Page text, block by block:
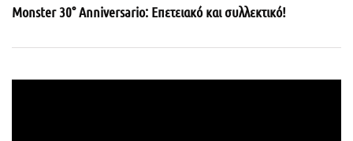
Monster 30° Anniversario: Επετειακό και συλλεκτικό!